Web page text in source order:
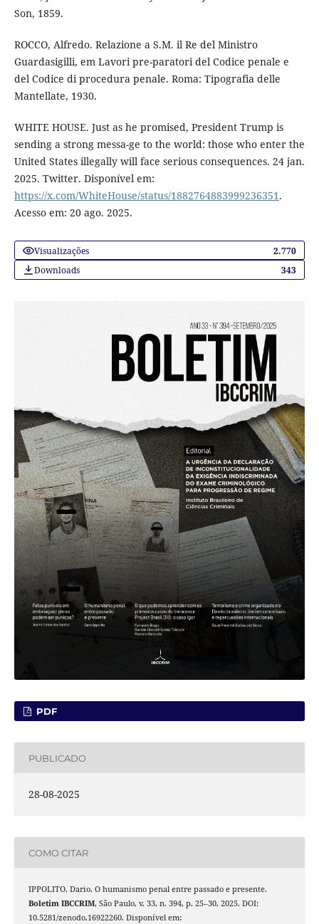
Son, 1859.
ROCCO, Alfredo. Relazione a S.M. il Re del Ministro
Guardasigilli, em Lavori pre-paratori del Codice penale e
del Codice di procedura penale. Roma: Tipografia delle
Mantellate, 1930.
WHITE HOUSE. Just as he promised, President Trump is
sending a strong messa-ge to the world: those who enter the
United States illegally will face serious consequences. 24 jan.
2025. Twitter. Disponível em:
https://x.com/WhiteHouse/status/1882764883999236351.
Acesso em: 20 ago. 2025.
Visualizações
2.770
Downloads
343
PDF
PUBLICADO
28-08-2025
COMO CITAR
IPPOLITO, Dario. O humanismo penal entre passado e presente.
Boletim IBCCRIM, São Paulo, v. 33, n. 394, p. 25–30, 2025. DOI:
10.5281/zenodo.16922260. Disponível em: